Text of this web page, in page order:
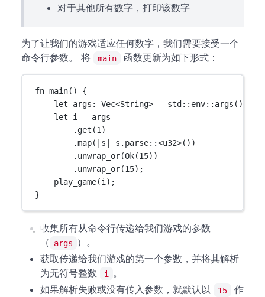
对于其他所有数字，打印该数字
为了让我们的游戏适应任何数字，我们需要接受一个
命令行参数。 将
main 函数更新为如下形式：
fn main() {
let args : Vec<String> = std :: env:: args ()
let i = args
. get (1 )
.map( s s . parse::<u32>())
. unwrap_or(Ok(15))
. unwrap_or(15);
play_game(i);
}
收集所有从命令行传递给我们游戏的参数
（
args
）。
获取传递给我们游戏的第一个参数，并将其解析
为无符号整数
i
。
如果解析失败或没有传入参数，就默认以
15
作